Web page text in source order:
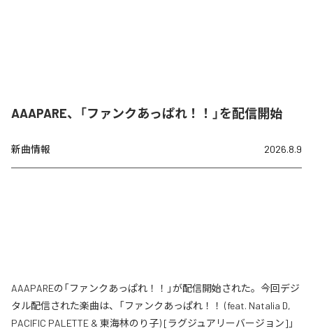
AAAPARE、「ファンクあっぱれ！！」を配信開始
新曲情報 2026.8.9
AAAPAREの「ファンクあっぱれ！！」が配信開始された。今回デジ
タル配信された楽曲は、「ファンクあっぱれ！！ (feat. Natalia D,
PACIFIC PALETTE & 東海林のり子) [ラグジュアリーバージョン]」